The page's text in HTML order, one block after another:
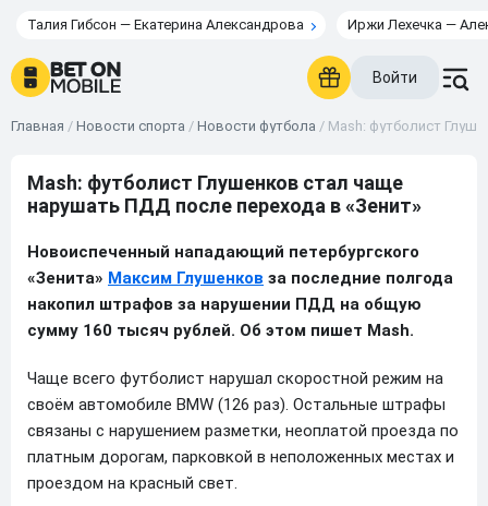
Талия Гибсон — Екатерина Александрова Иржи Лехечка —
Войти
Главная / Новости спорта / Новости футбола / Mash: футболист
Mash: футболист Глушенков стал чаще
нарушать ПДД после перехода в «Зенит»
Новоиспеченный нападающий петербургского
«Зенита» Максим Глушенков за последние полгода
накопил штрафов за нарушении ПДД на общую
сумму 160 тысяч рублей. Об этом пишет Mash.
Чаще всего футболист нарушал скоростной режим на
своём автомобиле BMW (126 раз). Остальные штрафы
связаны с нарушением разметки, неоплатой проезда по
платным дорогам, парковкой в неположенных местах и
проездом на красный свет.